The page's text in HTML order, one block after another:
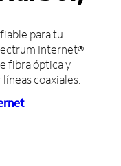
para tu
Internet®
fibra óptica y
coaxiales.